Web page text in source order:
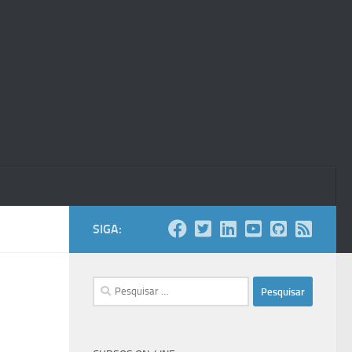
SIGA:
Pesquisar
por: